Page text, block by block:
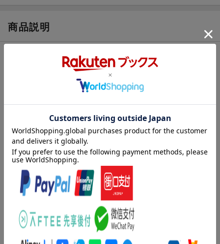
商品説明
内容紹介（JPROより）
＜b＞【内田樹氏、推薦！】＜/b＞
「これだけ理論的に深く、かつ徹底的な実践の裏付けをともなっ
60kgの米俵を5俵担ぎ、3日3晩の行軍に徒歩で伴走し、佐渡から
江戸まで2日で渡った時代ははるか昔。
聞こえなくなってしまった「からだの声」にいかに耳を傾ける
か。
外に向いていた気持ちを、内側の「見えない箇所」に向けること
で立ち現れる、本来の姿。
現代人が生きるために本当に大切な指針とは。
武術の稽古法と伝統的な坐禅・行法から見えてくる、日常でも実
践できる稽古法と見方を詳細に伝授。
驚きのエピソードと見解が満載で、読めば読むほど
内容紹介（「BOOK」データベースより）
一歩下がることからはじめる生き方とは。坐禅、五体投地、錬